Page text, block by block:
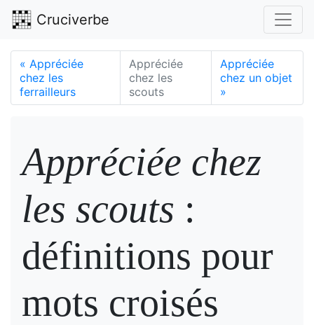
Cruciverbe
« Appréciée
chez les
ferrailleurs
Appréciée
chez les
scouts
Appréciée
chez un objet
»
Appréciée chez
les scouts :
définitions pour
mots croisés